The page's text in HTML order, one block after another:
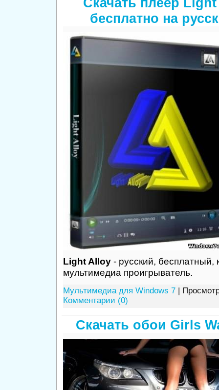
бесплатно на
Light Alloy- русский, бесплатный,
мультимедиа проигрыватель.
Мультимедиа для Windows 7|
Комментарии (0)
Скачать обои Girls